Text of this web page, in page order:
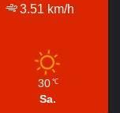
3.51 km/h
30 ℃
Sa.